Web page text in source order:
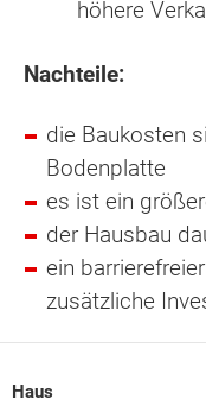
höhere
Nachteile:
die Baukosten
Bodenplatte
es ist ein
der Hausbau
ein
zusätzliche
Haus